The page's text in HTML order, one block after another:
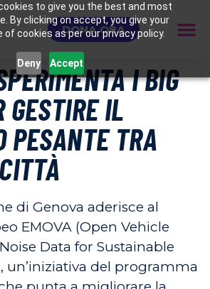
to give you the best and most
By clicking on accept, you give your
cookies as per our privacy policy.
Deny Accept
DONA ORA
I BIG
GESTIRE IL
PESANTE TRA
di Genova aderisce al
EMOVA (Open Vehicle
Data for Sustainable
un’iniziativa del programma